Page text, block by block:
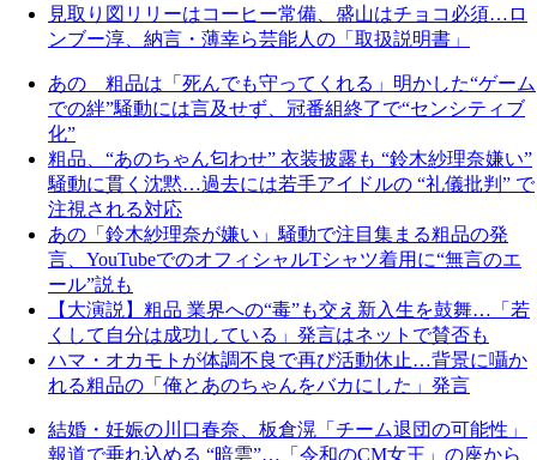
見取り図リリーはコーヒー常備、盛山はチョコ必須…ロ
ンブー淳、納言・薄幸ら芸能人の「取扱説明書」
あの 粗品は「死んでも守ってくれる」明かした“ゲーム
での絆”騒動には言及せず、冠番組終了で“センシティブ
化”
粗品、“あのちゃん匂わせ” 衣装披露も “鈴木紗理奈嫌い”
騒動に貫く沈黙…過去には若手アイドルの “礼儀批判” で
注視される対応
あの「鈴木紗理奈が嫌い」騒動で注目集まる粗品の発
言、YouTubeでのオフィシャルTシャツ着用に“無言のエ
ール”説も
【大演説】粗品 業界への“毒”も交え新入生を鼓舞…「若
くして自分は成功している」発言はネットで賛否も
ハマ・オカモトが体調不良で再び活動休止…背景に囁か
れる粗品の「俺とあのちゃんをバカにした」発言
結婚・妊娠の川口春奈、板倉滉「チーム退団の可能性」
報道で垂れ込める “暗雲”…「令和のCM女王」の座から